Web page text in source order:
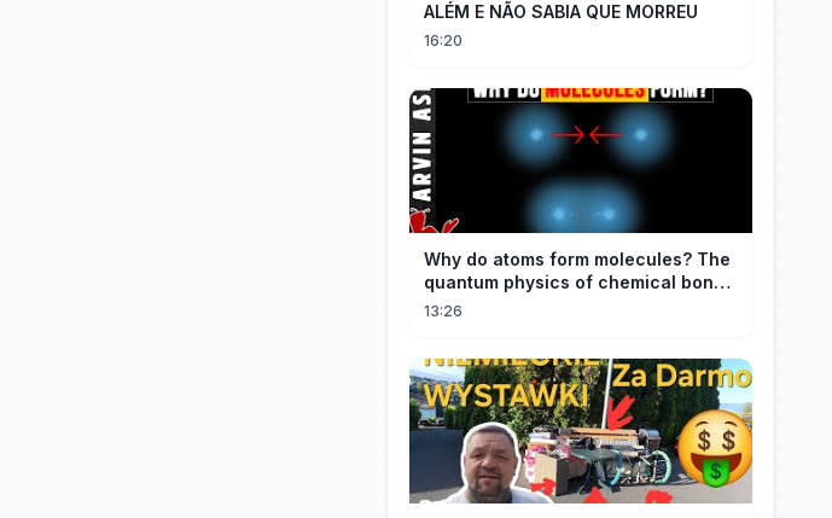
ALÉM E NÃO SABIA QUE MORREU
16:20
Why do atoms form molecules? The
quantum physics of chemical bonds
explained
13:26